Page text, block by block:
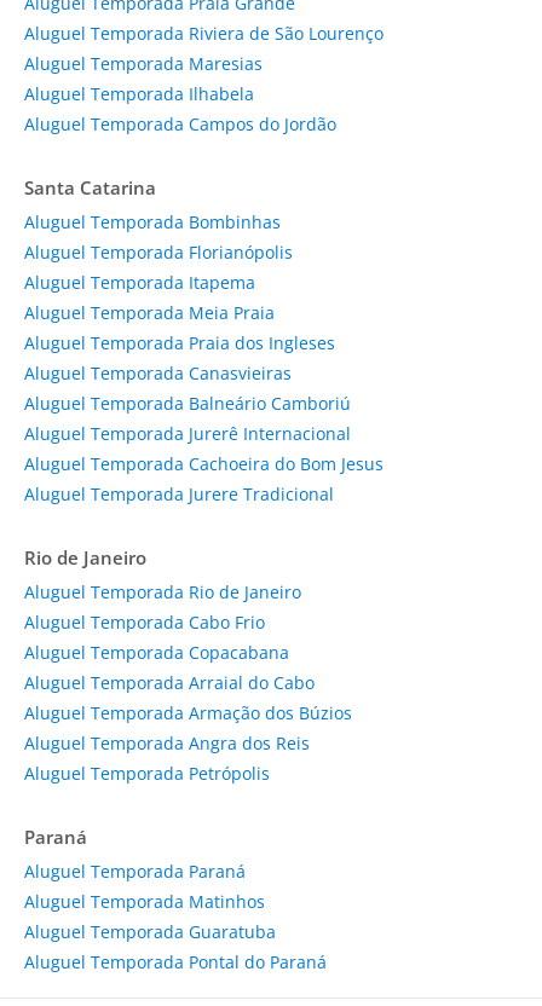
Aluguel Temporada Riviera de São Lourenço
Aluguel Temporada Maresias
Aluguel Temporada Ilhabela
Aluguel Temporada Campos do Jordão
Santa Catarina
Aluguel Temporada Bombinhas
Aluguel Temporada Florianópolis
Aluguel Temporada Itapema
Aluguel Temporada Meia Praia
Aluguel Temporada Praia dos Ingleses
Aluguel Temporada Canasvieiras
Aluguel Temporada Balneário Camboriú
Aluguel Temporada Jurerê Internacional
Aluguel Temporada Cachoeira do Bom Jesus
Aluguel Temporada Jurere Tradicional
Rio de Janeiro
Aluguel Temporada Rio de Janeiro
Aluguel Temporada Cabo Frio
Aluguel Temporada Copacabana
Aluguel Temporada Arraial do Cabo
Aluguel Temporada Armação dos Búzios
Aluguel Temporada Angra dos Reis
Aluguel Temporada Petrópolis
Paraná
Aluguel Temporada Paraná
Aluguel Temporada Matinhos
Aluguel Temporada Guaratuba
Aluguel Temporada Pontal do Paraná